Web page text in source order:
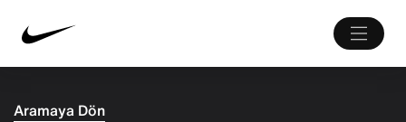
Aramaya Dön